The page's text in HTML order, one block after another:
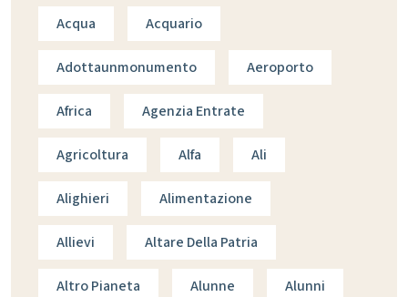
Acqua Acquario
Adottaunmonumento Aeroporto
Africa Agenzia Entrate
Agricoltura Alfa Ali
Alighieri Alimentazione
Allievi Altare Della Patria
Altro Pianeta Alunne Alunni